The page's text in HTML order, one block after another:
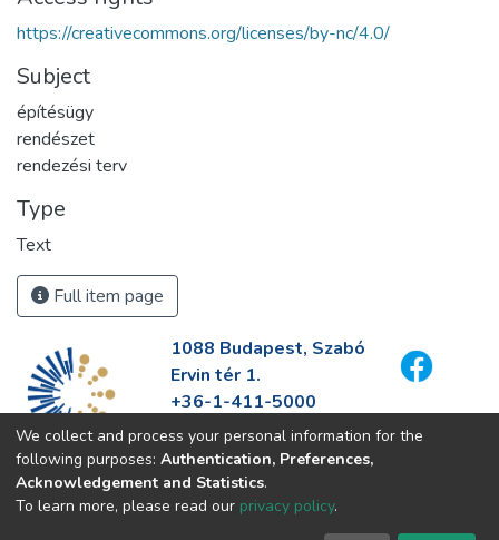
https://creativecommons.org/licenses/by-nc/4.0/
Subject
építésügy
rendészet
rendezési terv
Type
Text
Full item page
1088 Budapest, Szabó
Ervin tér 1.
+36-1-411-5000
info@fszek.hu
https://fszek.hu
We collect and process your personal information for the
following purposes: Authentication, Preferences,
Acknowledgement and Statistics.
To learn more, please read our privacy policy.